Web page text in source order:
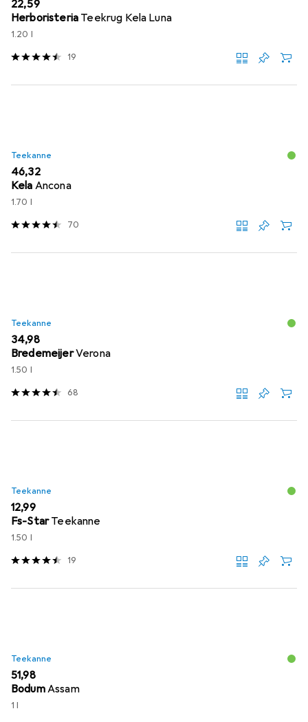
EUR
22,59
Herboristeria Teekrug Kela Luna
1.20 l
19
Teekanne
EUR
46,32
Kela Ancona
1.70 l
70
Teekanne
EUR
34,98
BredemeijerVerona
1.50 l
68
Teekanne
EUR
12,99
Fs-StarTeekanne
1.50 l
19
Teekanne
EUR
51,98
BodumAssam
1 l